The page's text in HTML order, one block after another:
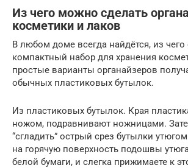
Из чего можно сделать
косметики и лаков
В любом доме всегда найдётся, из чего
компактный набор для хранения
простые варианты органайзеров
обычных пластиковых бутылок.
Из пластиковых бутылок. Края
ножом, подравнивают ножницами.
“сгладить” острый срез бутылки
на горячую поверхность подошвы
белой бумаги, и слегка прижимаете к